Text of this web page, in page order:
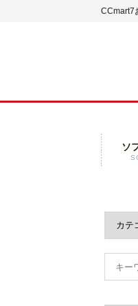
CCmart7
ソ